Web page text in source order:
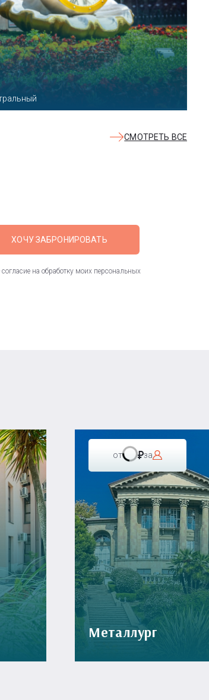
СМОТРЕТЬ ВСЕ
ХОЧУ ЗАБРОНИРОВАТЬ
на обработку моих персональных
от за
Металлург